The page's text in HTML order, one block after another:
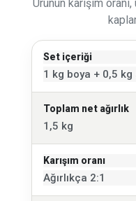
Ürünün karışım
Set içeriği
1 kg boya + 0,5
Toplam net ağırlık
1,5 kg
Karışım oranı
Ağırlıkça 2:1